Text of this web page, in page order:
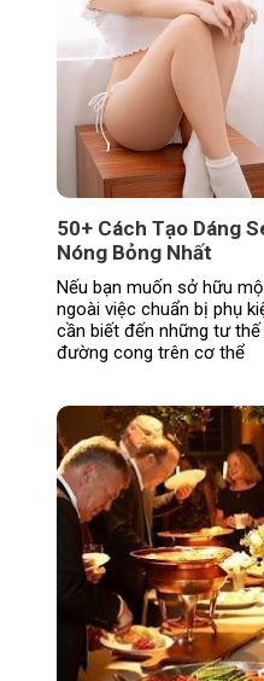
50+ Cách Tạo Dáng
Nóng Bỏng Nhất
Nếu bạn muốn sở hữu
ngoài việc chuẩn bị phụ
cần biết đến những tư
đường cong trên cơ thể